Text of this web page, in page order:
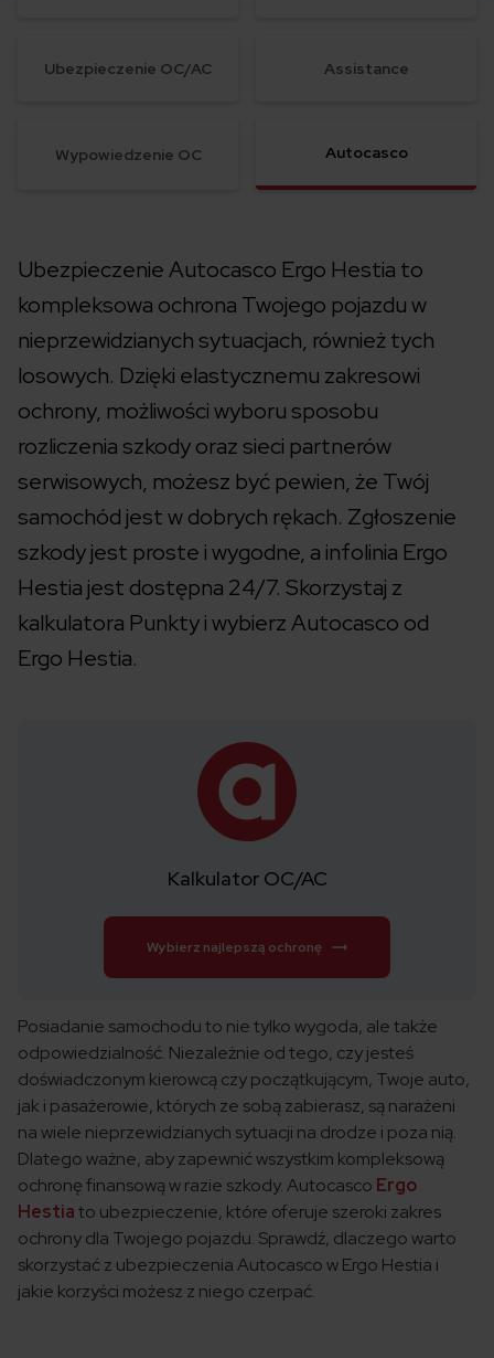
Ubezpieczenie OC/AC Assistance
Wypowiedzenie OC Autocasco
Ubezpieczenie Autocasco Ergo Hestia to
kompleksowa ochrona Twojego pojazdu w
nieprzewidzianych sytuacjach, również tych
losowych. Dzięki elastycznemu zakresowi
ochrony, możliwości wyboru sposobu
rozliczenia szkody oraz sieci partnerów
serwisowych, możesz być pewien, że Twój
samochód jest w dobrych rękach. Zgłoszenie
szkody jest proste i wygodne, a infolinia Ergo
Hestia jest dostępna 24/7. Skorzystaj z
kalkulatora Punkty i wybierz Autocasco od
Ergo Hestia.
Kalkulator OC/AC
Wybierz najlepszą ochronę
Posiadanie samochodu to nie tylko wygoda, ale także
odpowiedzialność. Niezależnie od tego, czy jesteś
doświadczonym kierowcą czy początkującym, Twoje auto,
jak i pasażerowie, których ze sobą zabierasz, są narażeni
na wiele nieprzewidzianych sytuacji na drodze i poza nią.
Dlatego ważne, aby zapewnić wszystkim kompleksową
ochronę finansową w razie szkody. Autocasco Ergo
Hestiato ubezpieczenie, które oferuje szeroki zakres
ochrony dla Twojego pojazdu. Sprawdź, dlaczego warto
skorzystać z ubezpieczenia Autocasco w Ergo Hestia i
jakie korzyści możesz z niego czerpać.